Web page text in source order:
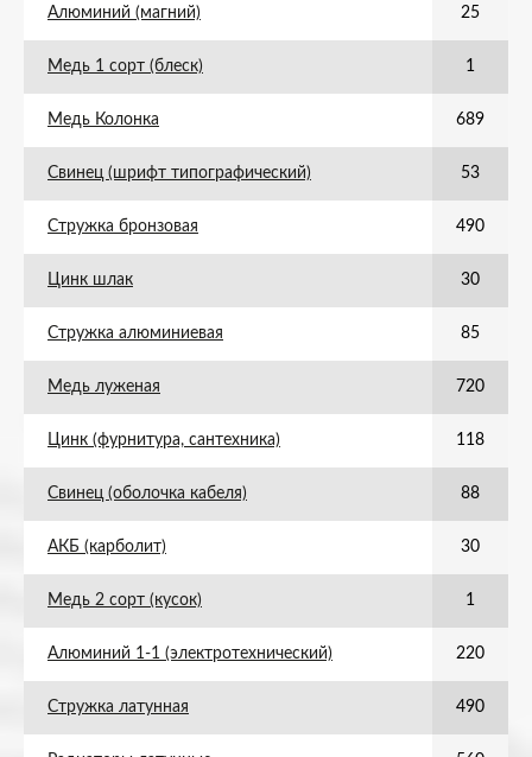
Алюминий (магний) 25
Медь 1 сорт (блеск) 1
Медь Колонка 689
Свинец (шрифт типографический) 53
Стружка бронзовая 490
Цинк шлак 30
Стружка алюминиевая 85
Медь луженая 720
Цинк (фурнитура, сантехника) 118
Свинец (оболочка кабеля) 88
АКБ (карболит) 30
Медь 2 сорт (кусок) 1
Алюминий 1-1 (электротехнический) 220
Стружка латунная 490